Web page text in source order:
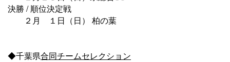
決勝 / 順位決定戦
２月 １日（日） 柏の葉
◆千葉県合同チームセレクション